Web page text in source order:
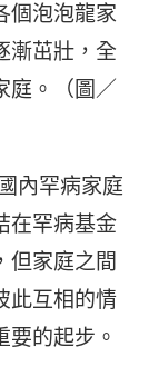
個泡泡龍家
漸茁壯，全
庭。（圖／
內罕病家庭
在罕病基金
但家庭之間
此互相的情
的起步。